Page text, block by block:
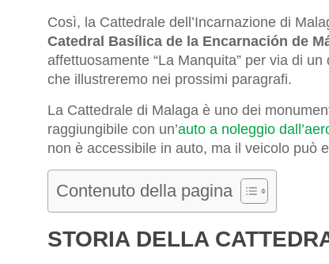
Così, la Cattedrale dell’Incarnazione di
Catedral Basílica de la Encarnación de
affettuosamente “La Manquita” per via di
che illustreremo nei prossimi paragrafi.
La Cattedrale di Malaga è uno dei
raggiungibile con un’auto a noleggio
non è accessibile in auto, ma il veicolo può
Contenuto della pagina
STORIA DELLA